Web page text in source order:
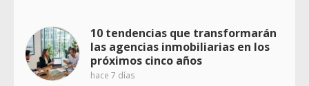
10 tendencias que transformarán
las agencias inmobiliarias en los
próximos cinco años
hace 7 días